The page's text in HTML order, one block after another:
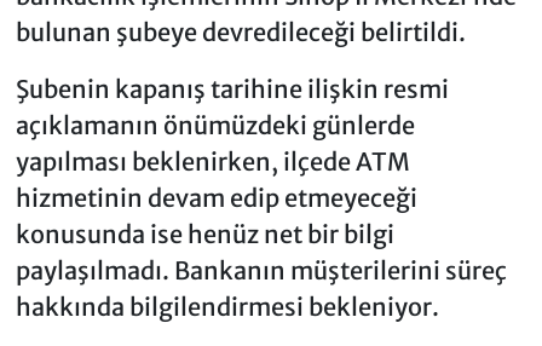
bulunan şubeye devredileceği belirtildi.
Şubenin kapanış tarihine ilişkin resmi
açıklamanın önümüzdeki günlerde
yapılması beklenirken, ilçede ATM
hizmetinin devam edip etmeyeceği
konusunda ise henüz net bir bilgi
paylaşılmadı. Bankanın müşterilerini süreç
hakkında bilgilendirmesi bekleniyor.